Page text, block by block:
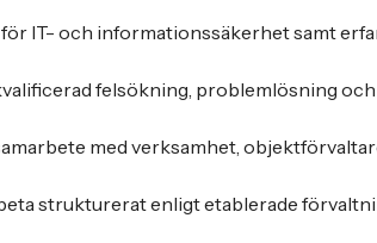
för IT- och informationssäkerhet samt
felsökning, problemlösning
med verksamhet,
strukturerat enligt etablerade